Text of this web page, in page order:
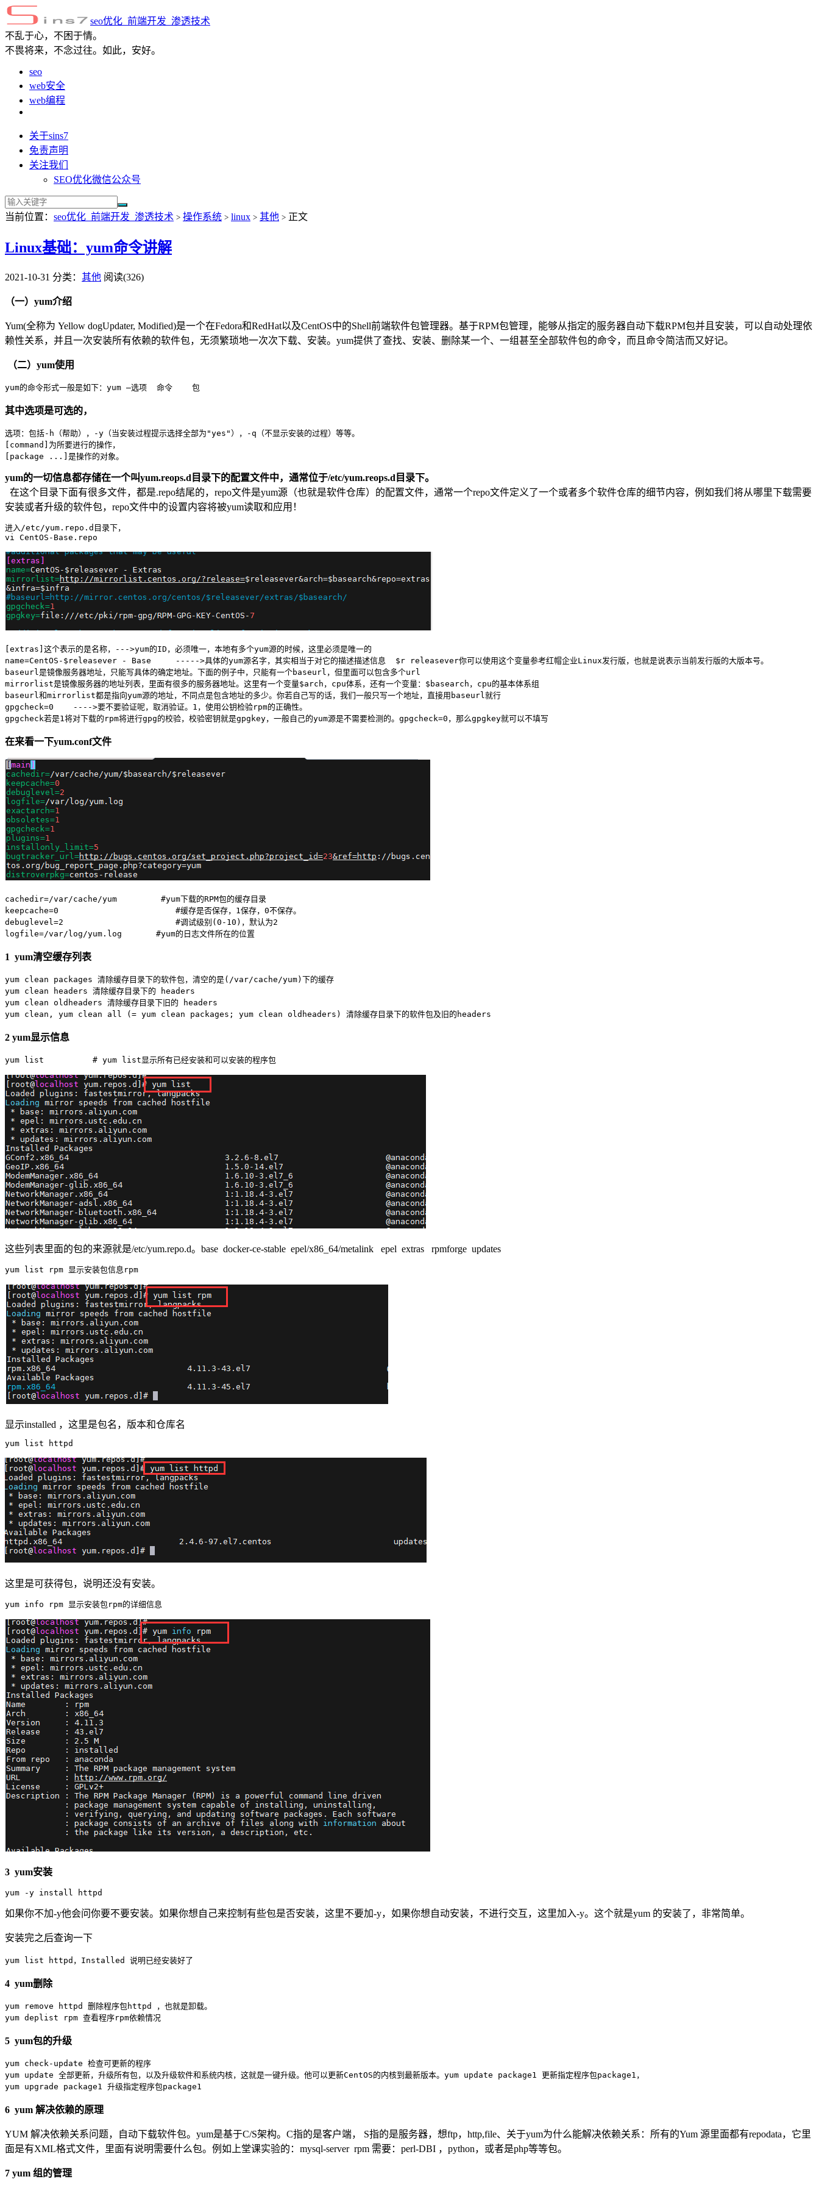
seo优化_前端开发_渗透技术
不乱于心，不困于情。
不畏将来，不念过往。如此，安好。
seo
web安全
web编程
关于sins7
免责声明
关注我们
SEO优化微信公众号
当前位置： seo优化_前端开发_渗透技术 > 操作系统 > linux > 其他 > 正文
Linux基础：yum命令讲解
2021-10-31 分类： 其他 阅读(326)
（一）yum介绍
Yum(全称为 Yellow dogUpdater, Modified)是一个在Fedora和RedHat以及CentOS中的Shell前端软件包管理器。基于RPM包管理，能够从指定的服务器自动下载RPM包并且安装，可以自动处理依
赖性关系，并且一次安装所有依赖的软件包，无须繁琐地一次次下载、安装。yum提供了查找、安装、删除某一个、一组甚至全部软件包的命令，而且命令简洁而又好记。
（二）yum使用
yum的命令形式一般是如下：yum –选项  命令    包
其中选项是可选的，
选项：包括-h（帮助），-y（当安装过程提示选择全部为"yes"），-q（不显示安装的过程）等等。
[command]为所要进行的操作，
[package ...]是操作的对象。
yum的一切信息都存储在一个叫yum.reops.d目录下的配置文件中，通常位于/etc/yum.reops.d目录下。
在这个目录下面有很多文件，都是.repo结尾的，repo文件是yum源（也就是软件仓库）的配置文件，通常一个repo文件定义了一个或者多个软件仓库的细节内容，例如我们将从哪里下载需要
安装或者升级的软件包，repo文件中的设置内容将被yum读取和应用！
进入/etc/yum.repo.d目录下，
vi CentOS-Base.repo
[extras]这个表示的是名称，--->yum的ID，必须唯一，本地有多个yum源的时候，这里必须是唯一的
name=CentOS-$releasever - Base     ----->具体的yum源名字，其实相当于对它的描述描述信息  $r releasever你可以使用这个变量参考红帽企业Linux发行版，也就是说表示当前发行版的大版本号。
baseurl是镜像服务器地址，只能写具体的确定地址。下面的例子中，只能有一个baseurl，但里面可以包含多个url
mirrorlist是镜像服务器的地址列表，里面有很多的服务器地址。这里有一个变量$arch，cpu体系，还有一个变量：$basearch，cpu的基本体系组
baseurl和mirrorlist都是指向yum源的地址，不同点是包含地址的多少。你若自己写的话，我们一般只写一个地址，直接用baseurl就行
gpgcheck=0    ---->要不要验证呢，取消验证。1，使用公钥检验rpm的正确性。
gpgcheck若是1将对下载的rpm将进行gpg的校验，校验密钥就是gpgkey，一般自己的yum源是不需要检测的。gpgcheck=0，那么gpgkey就可以不填写
在来看一下yum.conf文件
cachedir=/var/cache/yum         #yum下载的RPM包的缓存目录
keepcache=0                        #缓存是否保存，1保存，0不保存。
debuglevel=2                       #调试级别(0-10)，默认为2
logfile=/var/log/yum.log       #yum的日志文件所在的位置
1 yum清空缓存列表
yum clean packages 清除缓存目录下的软件包，清空的是(/var/cache/yum)下的缓存
yum clean headers 清除缓存目录下的 headers
yum clean oldheaders 清除缓存目录下旧的 headers
yum clean, yum clean all (= yum clean packages; yum clean oldheaders) 清除缓存目录下的软件包及旧的headers
2 yum显示信息
yum list          # yum list显示所有已经安装和可以安装的程序包
这些列表里面的包的来源就是/etc/yum.repo.d。base docker-ce-stable epel/x86_64/metalink epel extras rpmforge updates
yum list rpm 显示安装包信息rpm
显示installed ，这里是包名，版本和仓库名
yum list httpd
这里是可获得包，说明还没有安装。
yum info rpm 显示安装包rpm的详细信息
3 yum安装
yum -y install httpd
如果你不加-y他会问你要不要安装。如果你想自己来控制有些包是否安装，这里不要加-y，如果你想自动安装，不进行交互，这里加入-y。这个就是yum 的安装了，非常简单。
安装完之后查询一下
yum list httpd，Installed 说明已经安装好了
4 yum删除
yum remove httpd 删除程序包httpd ，也就是卸载。
yum deplist rpm 查看程序rpm依赖情况
5 yum包的升级
yum check-update 检查可更新的程序
yum update 全部更新，升级所有包，以及升级软件和系统内核，这就是一键升级。他可以更新CentOS的内核到最新版本。 yum update package1 更新指定程序包package1，
yum upgrade package1 升级指定程序包package1
6 yum 解决依赖的原理
YUM 解决依赖关系问题，自动下载软件包。yum是基于C/S架构。C指的是客户端， S指的是服务器，想ftp，http,file、关于yum为什么能解决依赖关系：所有的Yum 源里面都有repodata，它里
面是有XML格式文件，里面有说明需要什么包。例如上堂课实验的：mysql-server rpm 需要：perl-DBI ，python，或者是php等等包。
7 yum 组的管理